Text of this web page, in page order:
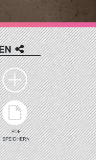
PDF
SPEICHERN